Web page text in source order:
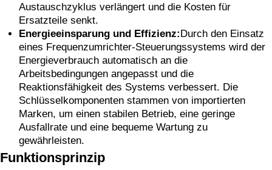
Austauschzyklus verlängert und die Kosten für
Ersatzteile senkt.
Energieeinsparung und Effizienz:Durch den Einsatz
eines Frequenzumrichter-Steuerungssystems wird der
Energieverbrauch automatisch an die
Arbeitsbedingungen angepasst und die
Reaktionsfähigkeit des Systems verbessert. Die
Schlüsselkomponenten stammen von importierten
Marken, um einen stabilen Betrieb, eine geringe
Ausfallrate und eine bequeme Wartung zu
gewährleisten.
Funktionsprinzip